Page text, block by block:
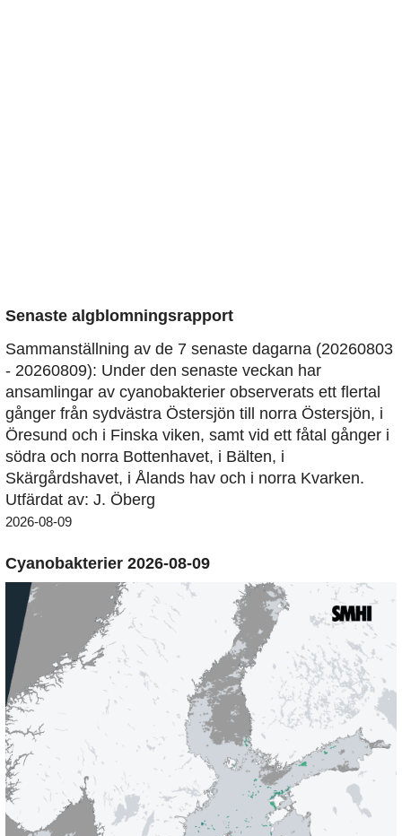
Senaste algblomningsrapport
Sammanställning av de 7 senaste dagarna (20260803
- 20260809): Under den senaste veckan har
ansamlingar av cyanobakterier observerats ett flertal
gånger från sydvästra Östersjön till norra Östersjön, i
Öresund och i Finska viken, samt vid ett fåtal gånger i
södra och norra Bottenhavet, i Bälten, i
Skärgårdshavet, i Ålands hav och i norra Kvarken.
Utfärdat av: J. Öberg
2026-08-09
Cyanobakterier 2026-08-09